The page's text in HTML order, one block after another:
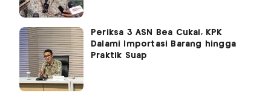
Periksa 3 ASN Bea Cukai, KPK
Dalami Importasi Barang hingga
Praktik Suap